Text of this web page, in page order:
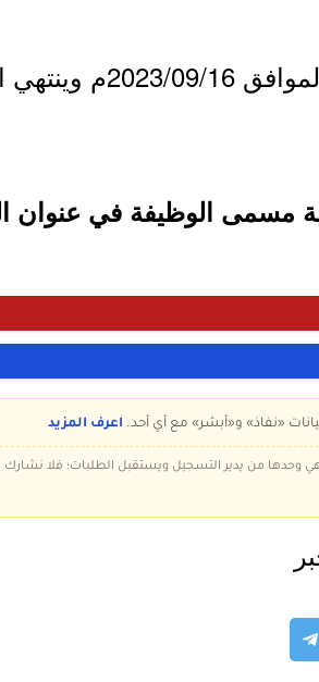
- التقديم مُتاح الآن بدأ اليوم السبت
مسمى الوظيفة في عنوان
«نفاذ» و«أبشر» مع أي أحد. اعرف المزيد
وحدها من يدير التسجيل ويستقبل الطلبات؛ فلا